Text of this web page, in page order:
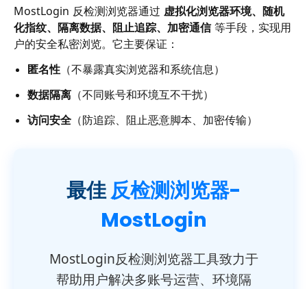
MostLogin 反检测浏览器通过 虚拟化浏览器环境、随机
化指纹、隔离数据、阻止追踪、加密通信等手段，实现用
户的安全私密浏览。它主要保证：
匿名性 （不暴露真实浏览器和系统信息）
数据隔离 （不同账号和环境互不干扰）
访问安全 （防追踪、阻止恶意脚本、加密传输）
最佳反检测浏览器-
MostLogin
MostLogin反检测浏览器工具致力于
帮助用户解决多账号运营、环境隔